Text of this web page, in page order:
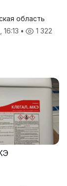
область
• 1 322